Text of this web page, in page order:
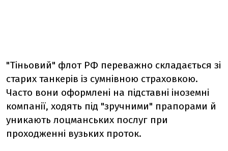
"Тіньовий" флот РФ переважно складається зі
старих танкерів із сумнівною страховкою.
Часто вони оформлені на підставні іноземні
компанії, ходять під "зручними" прапорами й
уникають лоцманських послуг при
проходженні вузьких проток.